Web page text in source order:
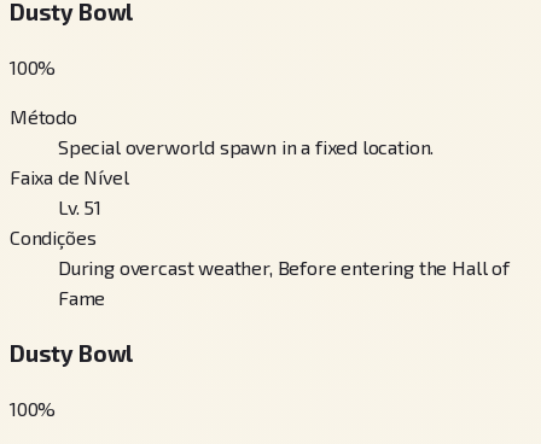
Dusty Bowl
100%
Método
Special overworld spawn in a fixed location.
Faixa de Nível
Lv. 51
Condições
During overcast weather, Before entering the Hall of
Fame
Dusty Bowl
100%